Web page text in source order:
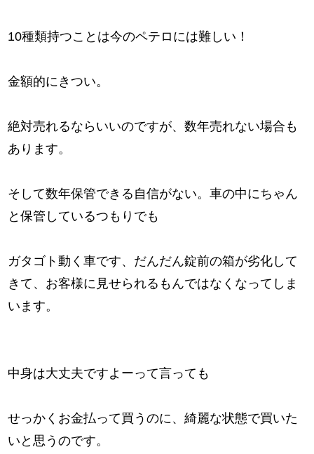
10種類持つことは今のペテロには難しい！
金額的にきつい。
絶対売れるならいいのですが、数年売れない場合も
あります。
そして数年保管できる自信がない。車の中にちゃん
と保管しているつもりでも
ガタゴト動く車です、だんだん錠前の箱が劣化して
きて、お客様に見せられるもんではなくなってしま
います。
中身は大丈夫ですよーって言っても
せっかくお金払って買うのに、綺麗な状態で買いた
いと思うのです。